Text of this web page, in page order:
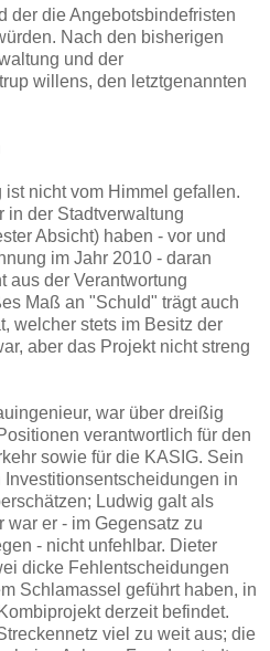
der die Angebotsbindefristen
Nach den bisherigen
und der
willens, den letztgenannten
nicht vom Himmel gefallen.
in der Stadtverwaltung
Absicht) haben - vor und
im Jahr 2010 - daran
aus der Verantwortung
Maß an "Schuld" trägt auch
welcher stets im Besitz der
aber das Projekt nicht streng
war über dreißig
verantwortlich für den
sowie für die KASIG. Sein
in
Ludwig galt als
er - im Gegensatz zu
- nicht unfehlbar. Dieter
dicke Fehlentscheidungen
Schlamassel geführt haben, in
derzeit befindet.
viel zu weit aus; die